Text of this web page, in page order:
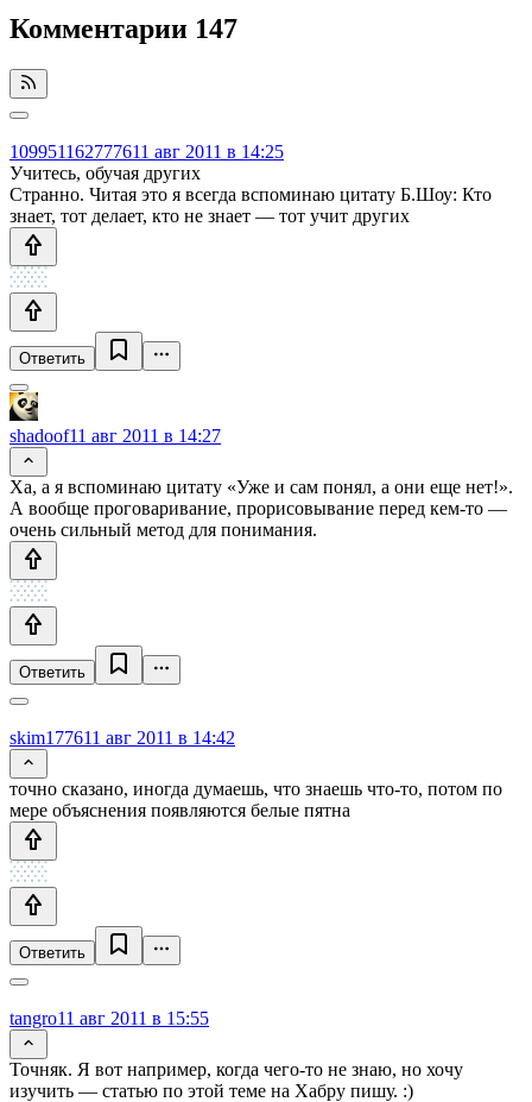
Комментарии 147
109951162777611 авг 2011 в 14:25
Учитесь, обучая других
Странно. Читая это я всегда вспоминаю цитату Б.Шоу: Кто
знает, тот делает, кто не знает — тот учит других
Ответить
shadoof11 авг 2011 в 14:27
Ха, а я вспоминаю цитату «Уже и сам понял, а они еще нет!».
А вообще проговаривание, прорисовывание перед кем-то —
очень сильный метод для понимания.
Ответить
skim177611 авг 2011 в 14:42
точно сказано, иногда думаешь, что знаешь что-то, потом по
мере объяснения появляются белые пятна
Ответить
tangro11 авг 2011 в 15:55
Точняк. Я вот например, когда чего-то не знаю, но хочу
изучить — статью по этой теме на Хабру пишу. :)